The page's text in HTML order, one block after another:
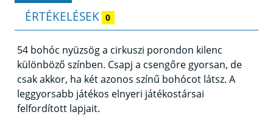
ÉRTÉKELÉSEK 0
54 bohóc nyüzsög a cirkuszi porondon kilenc
különböző színben. Csapj a csengőre gyorsan, de
csak akkor, ha két azonos színű bohócot látsz. A
leggyorsabb játékos elnyeri játékostársai
felfordított lapjait.